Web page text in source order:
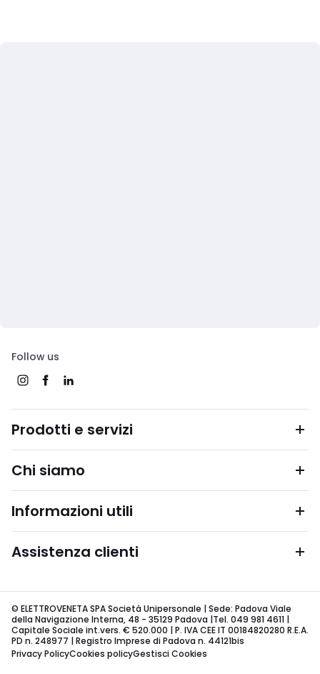
Follow us
Prodotti e servizi
Chi siamo
Informazioni utili
Assistenza clienti
© ELETTROVENETA SPA Società Unipersonale | Sede: Padova Viale
della Navigazione Interna, 48 - 35129 Padova |Tel. 049 981 4611 |
Capitale Sociale int.vers. € 520.000 | P. IVA CEE IT 00184820280 R.E.A.
PD n. 248977 | Registro Imprese di Padova n. 44121bis
Privacy PolicyCookies policyGestisci Cookies